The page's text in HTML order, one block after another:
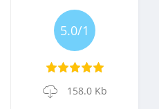
5.0/1
158.0 Kb